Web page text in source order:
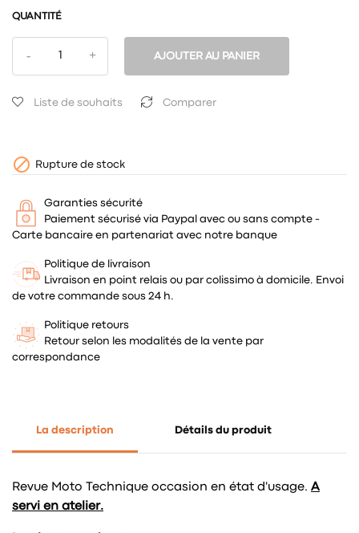
QUANTITÉ
AJOUTER AU PANIER
Liste de souhaits Comparer
 Rupture de stock
Garanties sécurité
Paiement sécurisé via Paypal avec ou sans compte -
Carte bancaire en partenariat avec notre banque
Politique de livraison
Livraison en point relais ou par colissimo à domicile. Envoi
de votre commande sous 24 h.
Politique retours
Retour selon les modalités de la vente par
correspondance
La description Détails du produit
Revue Moto Technique occasion en état d'usage. A
servi en atelier.